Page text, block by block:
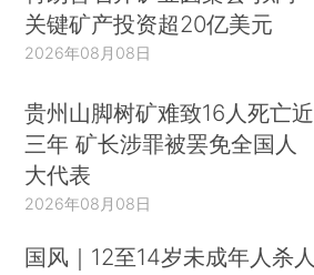
关键矿产投资超20亿美元
2026年08月08日
贵州山脚树矿难致16人死亡近
三年 矿长涉罪被罢免全国人
大代表
2026年08月08日
国风｜12至14岁未成年人杀人